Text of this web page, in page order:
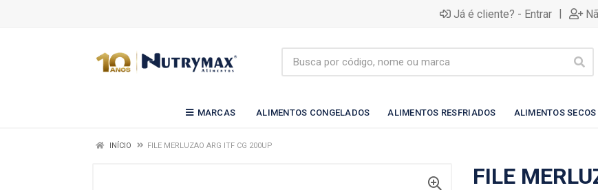
Já é cliente? - Entrar |
MARCAS ALIMENTOS CONGELADOS ALIMENTOS RESFRIADOS ALIMENTOS SECOS
INÍCIO FILE MERLUZAO ARG ITF CG 200UP
FILE